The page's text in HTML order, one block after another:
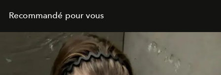
Recommandé pour vous